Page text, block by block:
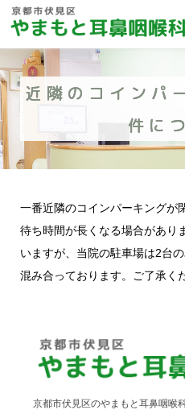
近隣のコインパ
件に
一番近隣のコインパーキングが
待ち時間が長くなる場合があり
いますが、当院の駐車場は2台
混み合っております。ご了承く
京都市伏見区のやまもと耳鼻咽喉